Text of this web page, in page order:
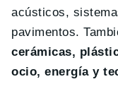
acústicos,
pavimentos.
cerámicas,
ocio, energía y